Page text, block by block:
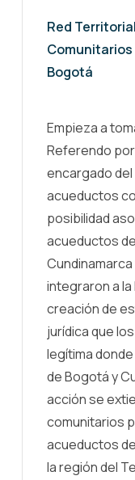
Red
Comunitarios
Bogotá
Empieza a
Referendo
encargado
acueductos
posibilidad
acueductos
integraron a la
creación de
jurídica que
legítima
de Bogotá y
acción se
comunitarios
acueductos
la región del